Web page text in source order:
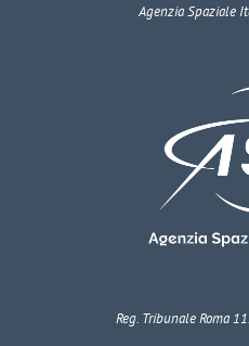
Agenzia Spaziale
Reg. Tribunale Roma